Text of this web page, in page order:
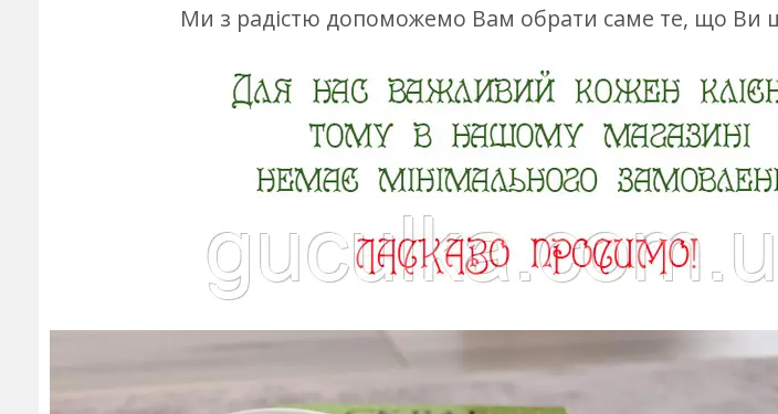
Ми з радістю допоможемо Вам обрати саме те, що Ви